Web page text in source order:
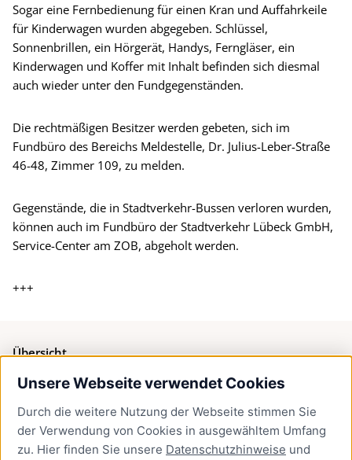
Unsere Webseite verwendet Cookies
Durch die weitere Nutzung der Webseite stimmen Sie
der Verwendung von Cookies in ausgewähltem Umfang
zu. Hier finden Sie unsere Datenschutzhinweise und
Sogar eine Fernbedienung für einen Kran und Auffahrkeile
für Kinderwagen wurden abgegeben. Schlüssel,
Sonnenbrillen, ein Hörgerät, Handys, Ferngläser, ein
Kinderwagen und Koffer mit Inhalt befinden sich diesmal
auch wieder unter den Fundgegenständen.
Die rechtmäßigen Besitzer werden gebeten, sich im
Fundbüro des Bereichs Meldestelle, Dr. Julius-Leber-Straße
46-48, Zimmer 109, zu melden.
Gegenstände, die in Stadtverkehr-Bussen verloren wurden,
können auch im Fundbüro der Stadtverkehr Lübeck GmbH,
Service-Center am ZOB, abgeholt werden.
+++
Übersicht
Bürgerservice
Presse
Newsletter Lübeck:kompakt